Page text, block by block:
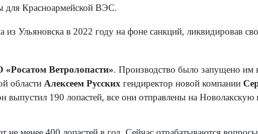
для Красноармейской ВЭС.
из Ульяновска в 2022 году на фоне санкций, ликвидировав
«Росатом Ветролопасти». Производство было запущено им
области Алексеем Русских гендиректор новой компании
190 лопастей, все они отправлены на Новолакскую